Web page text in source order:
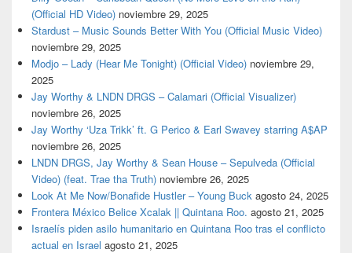
(Official HD Video) noviembre 29, 2025
Stardust – Music Sounds Better With You (Official Music Video)
noviembre 29, 2025
Modjo – Lady (Hear Me Tonight) (Official Video) noviembre 29,
2025
Jay Worthy & LNDN DRGS – Calamari (Official Visualizer)
noviembre 26, 2025
Jay Worthy ‘Uza Trikk’ ft. G Perico & Earl Swavey starring A$AP
noviembre 26, 2025
LNDN DRGS, Jay Worthy & Sean House – Sepulveda (Official
Video) (feat. Trae tha Truth) noviembre 26, 2025
Look At Me Now/Bonafide Hustler – Young Buck agosto 24, 2025
Frontera México Belice Xcalak || Quintana Roo. agosto 21, 2025
Israelís piden asilo humanitario en Quintana Roo tras el conflicto
actual en Israel agosto 21, 2025